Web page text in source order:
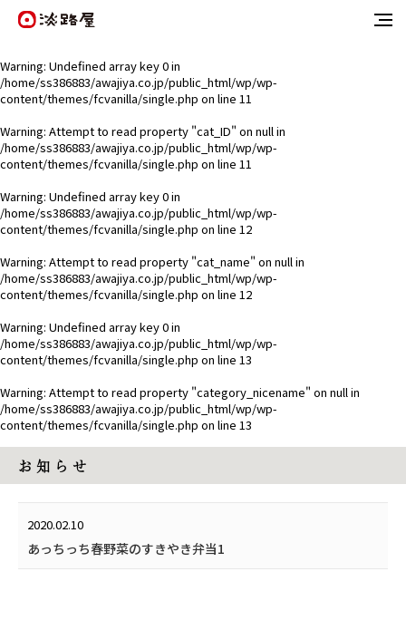
Warning: Undefined array key 0 in
/home/ss386883/awajiya.co.jp/public_html/wp/wp-
content/themes/fcvanilla/single.php on line 11
Warning: Attempt to read property "cat_ID" on null in
/home/ss386883/awajiya.co.jp/public_html/wp/wp-
content/themes/fcvanilla/single.php on line 11
Warning: Undefined array key 0 in
/home/ss386883/awajiya.co.jp/public_html/wp/wp-
content/themes/fcvanilla/single.php on line 12
Warning: Attempt to read property "cat_name" on null in
/home/ss386883/awajiya.co.jp/public_html/wp/wp-
content/themes/fcvanilla/single.php on line 12
Warning: Undefined array key 0 in
/home/ss386883/awajiya.co.jp/public_html/wp/wp-
content/themes/fcvanilla/single.php on line 13
Warning: Attempt to read property "category_nicename" on null in
/home/ss386883/awajiya.co.jp/public_html/wp/wp-
content/themes/fcvanilla/single.php on line 13
お 知 ら せ
2020.02.10
あっちっち春野菜のすきやき弁当1